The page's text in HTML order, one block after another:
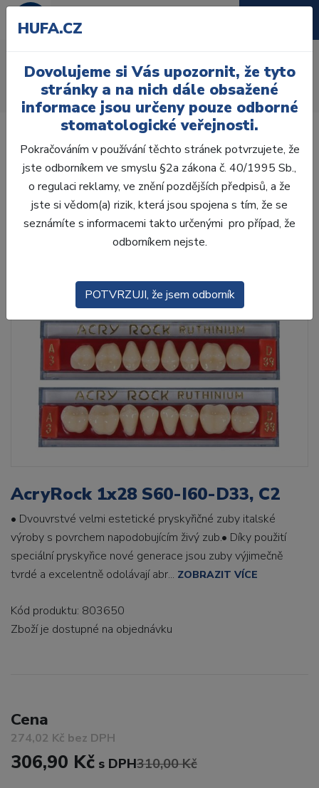
Úvod Zuby
AcryRock
AcryRock 1x28 S60-I60-D33, C2
AcryRock 1x28 S60-I60-D33, C2
• Dvouvrstvé velmi estetické pryskyřičné zuby italské
výroby s povrchem napodobujícím živý zub.• Díky použití
speciální pryskyřice nové generace jsou zuby výjimečně
tvrdé a excelentně odolávají abr... ZOBRAZIT VÍCE
Kód produktu: 803650
Zboží je dostupné na objednávku
Cena
274,02 Kč bez DPH
306,90 Kč s DPH310,00 Kč
HUFA.CZ
Dovolujeme si Vás upozornit, že tyto
stránky a na nich dále obsažené
informace jsou určeny pouze odborné
stomatologické veřejnosti.
Pokračováním v používání těchto stránek potvrzujete, že
jste odborníkem ve smyslu §2a zákona č. 40/1995 Sb.,
o regulaci reklamy, ve znění pozdějších předpisů, a že
jste si vědom(a) rizik, která jsou spojena s tím, že se
seznámíte s informacemi takto určenými pro případ, že
odborníkem nejste.
POTVRZUJI, že jsem odborník